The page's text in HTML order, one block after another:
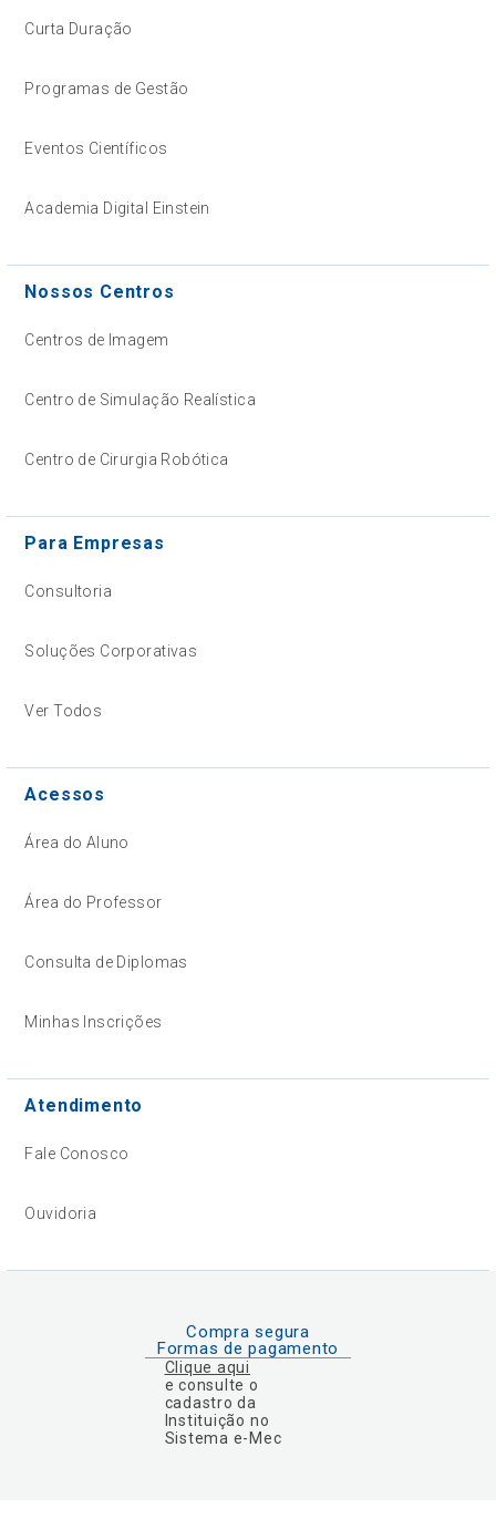
Curta Duração
Programas de Gestão
Eventos Científicos
Academia Digital Einstein
Nossos Centros
Centros de Imagem
Centro de Simulação Realística
Centro de Cirurgia Robótica
Para Empresas
Consultoria
Soluções Corporativas
Ver Todos
Acessos
Área do Aluno
Área do Professor
Consulta de Diplomas
Minhas Inscrições
Atendimento
Fale Conosco
Ouvidoria
Compra segura
Formas de pagamento
Clique aqui
e consulte o
cadastro da
Instituição no
Sistema e-Mec